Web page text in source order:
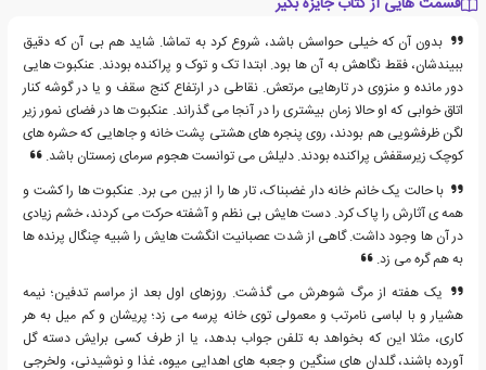
بدون آن که خیلی حواسش باشد، شروع کرد به تماشا. شاید هم بی آن که دقیق
ببیندشان، فقط نگاهش به آن ها بود. ابتدا تک و توک و پراکنده بودند. عنکبوت هایی
دور مانده و منزوی در تارهایی مرتعش. نقاطی در ارتفاع کنج سقف و یا در گوشه کنار
اتاق خوابی که او حالا زمان بیشتری را در آنجا می گذراند. عنکبوت ها در فضای نمور زیر
لگن ظرفشویی هم بودند، روی پنجره های هشتی پشت خانه و جاهایی که حشره های
کوچک زیرسقفش پراکنده بودند. دلیلش می توانست هجوم سرمای زمستان باشد.
با حالت یک خانم خانه دار غضبناک، تار ها را از بین می برد. عنکبوت ها را کشت و
همه ی آثارش را پاک کرد. دست هایش بی نظم و آشفته حرکت می کردند، خشم زیادی
در آن ها وجود داشت. گاهی از شدت عصبانیت انگشت هایش را شبیه چنگال پرنده ها
به هم گره می زد.
یک هفته از مرگ شوهرش می گذشت. روزهای اول بعد از مراسم تدفین؛ نیمه
هشیار و با لباسی نامرتب و معمولی توی خانه پرسه می زد؛ پریشان و کم میل به هر
کاری، مثلا این که بخواهد به تلفن جواب بدهد، یا از طرف کسی برایش دسته گل
آورده باشند، گلدان های سنگین و جعبه های اهدایی میوه، غذا و نوشیدنی، ولخرجی